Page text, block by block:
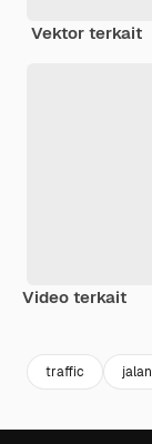
Vektor terkait
Video terkait
traffic jalan